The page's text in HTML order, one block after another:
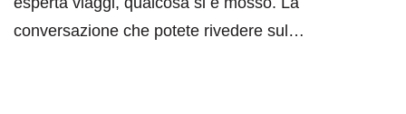
conversazione che potete rivedere sul…